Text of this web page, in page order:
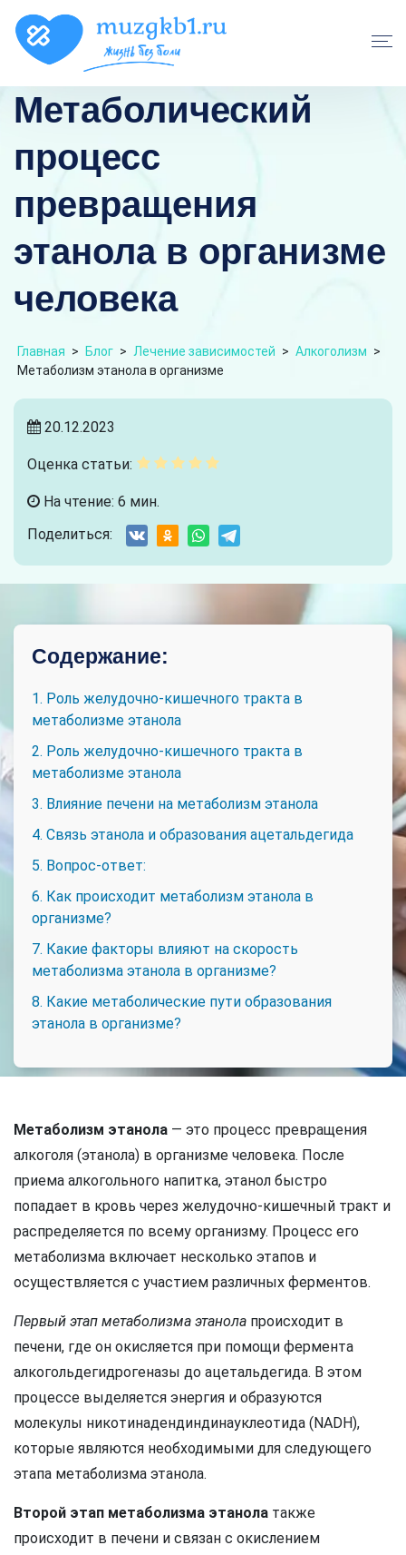
Метаболический
процесс
превращения
этанола в организме
человека
Главная > Блог > Лечение зависимостей > Алкоголизм >
Метаболизм этанола в организме
20.12.2023
Оценка статьи:
На чтение: 6 мин.
Поделиться:
Содержание:
1. Роль желудочно-кишечного тракта в
метаболизме этанола
2. Роль желудочно-кишечного тракта в
метаболизме этанола
3. Влияние печени на метаболизм этанола
4. Связь этанола и образования ацетальдегида
5. Вопрос-ответ:
6. Как происходит метаболизм этанола в
организме?
7. Какие факторы влияют на скорость
метаболизма этанола в организме?
8. Какие метаболические пути образования
этанола в организме?
Метаболизм этанола — это процесс превращения
алкоголя (этанола) в организме человека. После
приема алкогольного напитка, этанол быстро
попадает в кровь через желудочно-кишечный тракт и
распределяется по всему организму. Процесс его
метаболизма включает несколько этапов и
осуществляется с участием различных ферментов.
Первый этап метаболизма этанола происходит в
печени, где он окисляется при помощи фермента
алкогольдегидрогеназы до ацетальдегида. В этом
процессе выделяется энергия и образуются
молекулы никотинадендиндинауклеотида (NADH),
которые являются необходимыми для следующего
этапа метаболизма этанола.
Второй этап метаболизма этанола также
происходит в печени и связан с окислением